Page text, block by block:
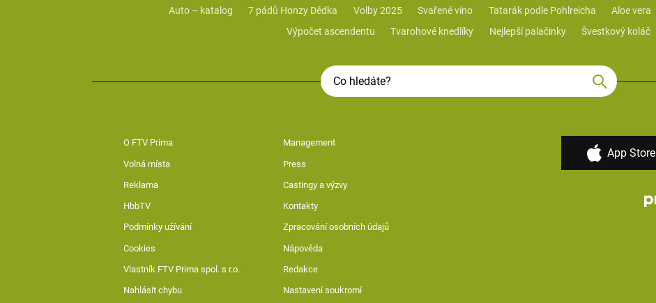
Auto – katalog
7 pádů Honzy Dědka Volby 2025 Svařené víno Tatarák podle Pohlreicha Aloe vera
Výpočet ascendentu
Tvarohové knedlíky Nejlepší palačinky Švestkový koláč
O FTV Prima Management
Volná místa Press
Reklama Castingy a výzvy
HbbTV Kontakty
Podmínky užívání Zpracování osobních údajů
Cookies Nápověda
Vlastník FTV Prima spol. s r.o. Redakce
Nahlásit chybu Nastavení soukromí
App Store